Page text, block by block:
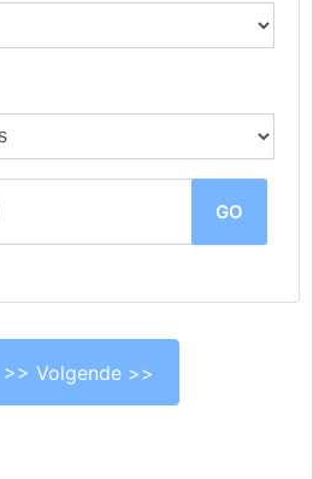
>> Volgende >>